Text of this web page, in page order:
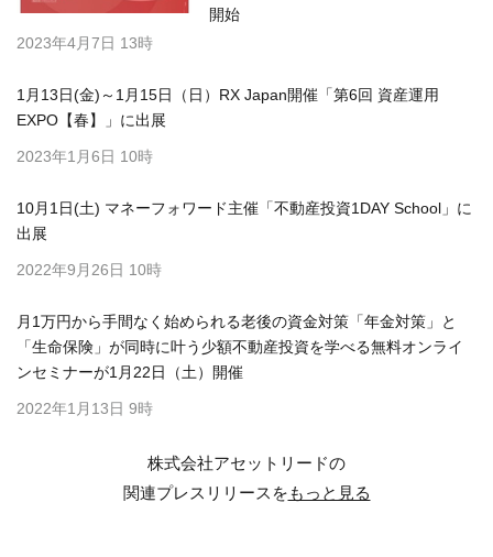
開始
2023年4月7日 13時
1月13日(金)～1月15日（日）RX Japan開催「第6回 資産運用
EXPO【春】」に出展
2023年1月6日 10時
10月1日(土) マネーフォワード主催「不動産投資1DAY School」に
出展
2022年9月26日 10時
月1万円から手間なく始められる老後の資金対策「年金対策」と
「生命保険」が同時に叶う少額不動産投資を学べる無料オンライ
ンセミナーが1月22日（土）開催
2022年1月13日 9時
株式会社アセットリードの
関連プレスリリースをもっと見る